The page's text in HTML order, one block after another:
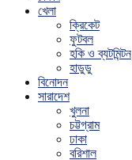
খেলা
ক্রিকেট
ফুটবল
হকি ও ব্যটমিন্টন
হাডুডু
বিনোদন
সারাদেশ
খুলনা
চট্টগ্রাম
ঢাকা
বরিশাল